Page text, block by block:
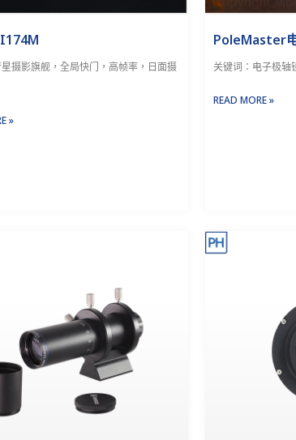
摄影旗舰，全局快门，高帧率，日面摄
»
PoleMaster
关键词：电子极轴
READ MORE »